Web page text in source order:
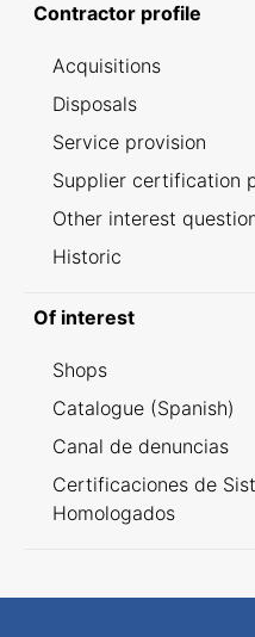
Contractor profile
Acquisitions
Disposals
Service provision
Supplier certification
Other interest
Historic
Of interest
Shops
Catalogue (Spanish)
Canal de denuncias
Certificaciones de
Homologados